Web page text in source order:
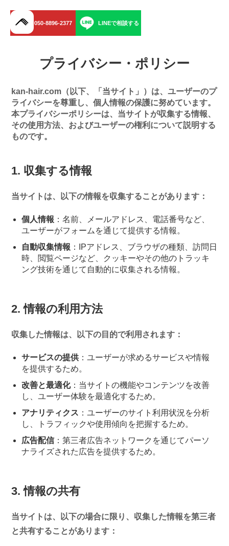
050-8896-2377 LINEで相談する
プライバシー・ポリシー
kan-hair.com（以下、「当サイト」）は、ユーザーのプ
ライバシーを尊重し、個人情報の保護に努めています。
本プライバシーポリシーは、当サイトが収集する情報、
その使用方法、およびユーザーの権利について説明する
ものです。
1. 収集する情報
当サイトは、以下の情報を収集することがあります：
個人情報 ：名前、メールアドレス、電話番号など、
ユーザーがフォームを通じて提供する情報。
自動収集情報 ：IPアドレス、ブラウザの種類、訪問日
時、閲覧ページなど、クッキーやその他のトラッキ
ング技術を通じて自動的に収集される情報。
2. 情報の利用方法
収集した情報は、以下の目的で利用されます：
サービスの提供 ：ユーザーが求めるサービスや情報
を提供するため。
改善と最適化：当サイトの機能やコンテンツを改善
し、ユーザー体験を最適化するため。
アナリティクス ：ユーザーのサイト利用状況を分析
し、トラフィックや使用傾向を把握するため。
広告配信：第三者広告ネットワークを通じてパーソ
ナライズされた広告を提供するため。
3. 情報の共有
当サイトは、以下の場合に限り、収集した情報を第三者
と共有することがあります：